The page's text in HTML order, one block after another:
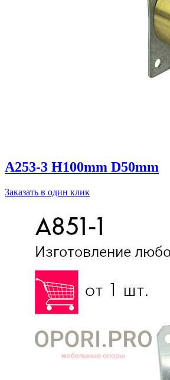
A253-3 H100mm D50mm
Заказать в один клик